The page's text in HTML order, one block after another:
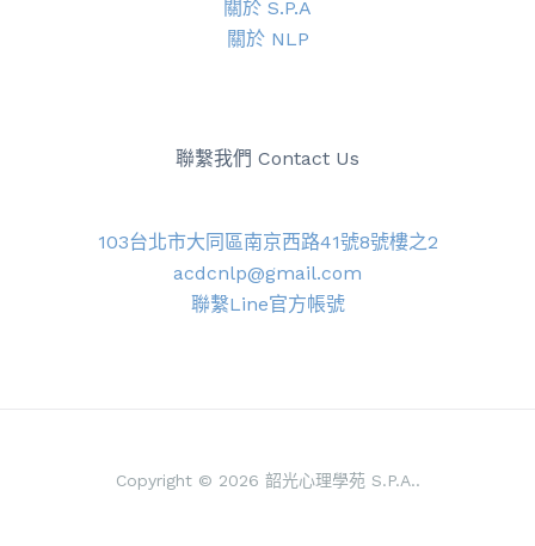
關於 S.P.A
關於 NLP
聯繫我們 Contact Us
103台北市大同區南京西路41號8號樓之2
acdcnlp@gmail.com
聯繫Line官方帳號
Copyright © 2026 韶光心理學苑 S.P.A..